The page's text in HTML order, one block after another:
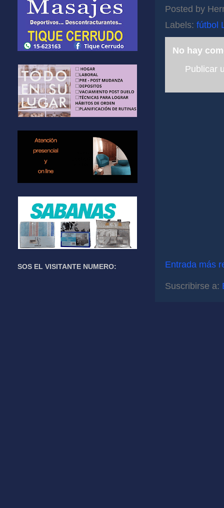
Posted by
Labels: fútbol
No hay
Publicar
Entrada más
Suscribirse a:
SOS EL VISITANTE NUMERO: